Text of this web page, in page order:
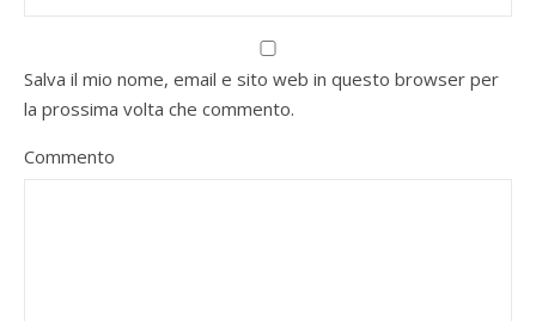
Salva il mio nome, email e sito web in questo browser per
la prossima volta che commento.
Commento